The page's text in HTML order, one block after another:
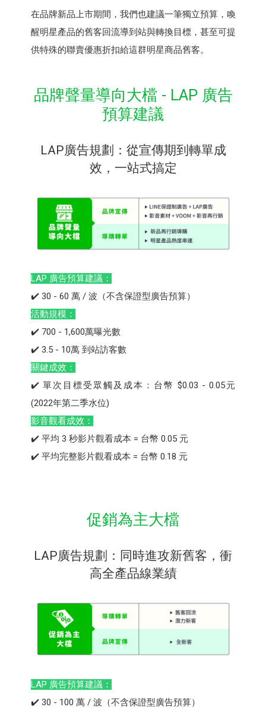
在品牌新品上市期間，我們也建議一筆獨立預算，喚
醒明星產品的舊客回流導到站與轉換目標，甚至可提
供特殊的聯賣優惠折扣給這群明星商品舊客。
品牌聲量導向大檔 - LAP 廣告
預算建議
LAP廣告規劃：從宣傳期到轉單成
效，一站式搞定
LAP 廣告預算建議：
✔️ 30 - 60 萬 / 波（不含保證型廣告預算）
活動規模：
✔️ 700 - 1,600萬曝光數
✔️ 3.5 - 10萬 到站訪客數
關鍵成效：
✔️ 單次目標受眾觸及成本：台幣 $0.03 - 0.05元
(2022年第二季水位)
影音觀看成效：
✔️ 平均 3 秒影片觀看成本 = 台幣 0.05 元
✔️ 平均完整影片觀看成本 = 台幣 0.18 元
促銷為主大檔
LAP廣告規劃：同時進攻新舊客，衝
高全產品線業績
LAP 廣告預算建議：
✔️ 30 - 100 萬 / 波（不含保證型廣告預算）